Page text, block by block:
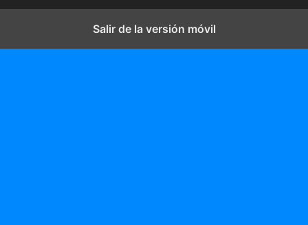
Salir de la versión móvil